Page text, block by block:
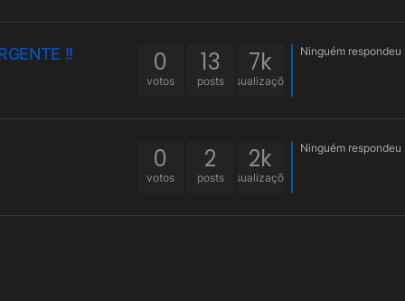
!! 0
votos
13
posts
7k
visualizações
Ninguém respondeu
0
votos
2
posts
2k
visualizações
Ninguém respondeu